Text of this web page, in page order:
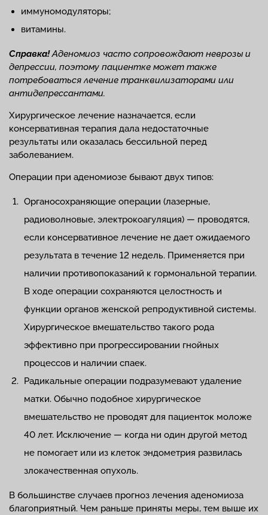
иммуномодуляторы;
витамины.
Справка!Аденомиоз часто сопровождают неврозы и
депрессии, поэтому пациентке может также
потребоваться лечение транквилизаторами или
антидепрессантами.
Хирургическое лечение назначается, если
консервативная терапия дала недостаточные
результаты или оказалась бессильной перед
заболеванием.
Операции при аденомиозе бывают двух типов:
Органосохраняющие операции (лазерные,
радиоволновые, электрокоагуляция) — проводятся,
если консервативное лечение не дает ожидаемого
результата в течение 12 недель. Применяется при
наличии противопоказаний к гормональной терапии.
В ходе операции сохраняются целостность и
функции органов женской репродуктивной системы.
Хирургическое вмешательство такого рода
эффективно при прогрессировании гнойных
процессов и наличии спаек.
Радикальные операции подразумевают удаление
матки. Обычно подобное хирургическое
вмешательство не проводят для пациенток моложе
40 лет. Исключение — когда ни один другой метод
не помогает или из клеток эндометрия развилась
злокачественная опухоль.
В большинстве случаев прогноз лечения аденомиоза
благоприятный. Чем раньше приняты меры, тем выше их